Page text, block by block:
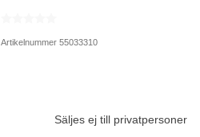
Artikelnummer 55033310
Säljes ej till privatpersoner